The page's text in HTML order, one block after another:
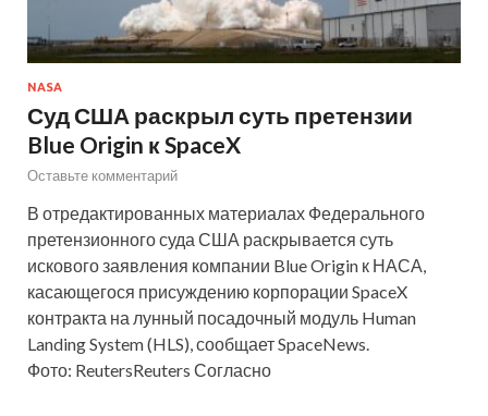
NASA
Суд США раскрыл суть претензии
Blue Origin к SpaceX
Оставьте комментарий
В отредактированных материалах Федерального
претензионного суда США раскрывается суть
искового заявления компании Blue Origin к НАСА,
касающегося присуждению корпорации SpaceX
контракта на лунный посадочный модуль Human
Landing System (HLS), сообщает SpaceNews.
Фото: ReutersReuters Согласно